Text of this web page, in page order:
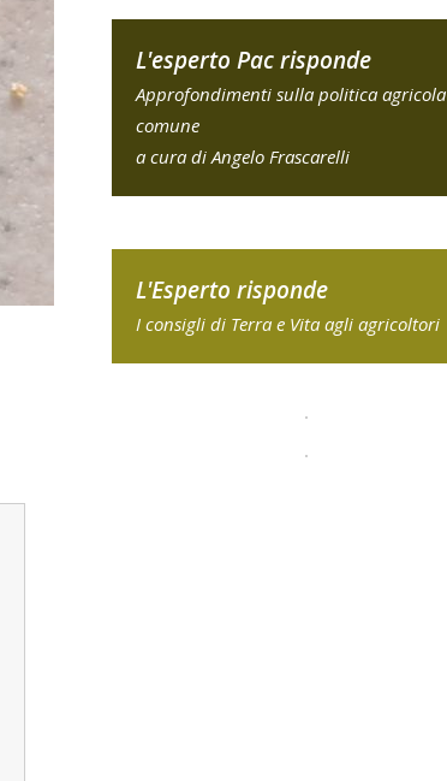
L'esperto Pac risponde
Approfondimenti sulla politica agricola
comune
a cura di Angelo Frascarelli
L'Esperto risponde
I consigli di Terra e Vita agli agricoltori